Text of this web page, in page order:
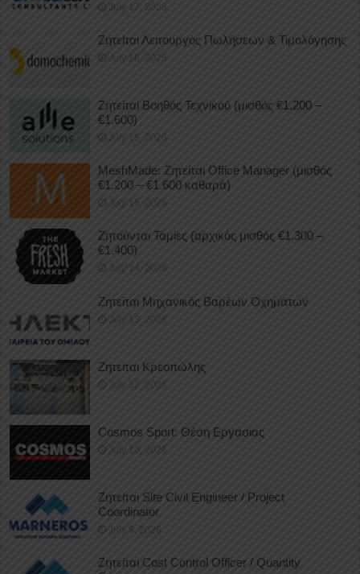
July 17, 2026
Ζητείται Λειτουργός Πωλήσεων & Τιμολόγησης
July 16, 2026
Ζητείται Βοηθός Τεχνικού (μισθός €1.200 –
€1.600)
July 15, 2026
MeshMade: Ζητείται Office Manager (μισθός
€1.200 – €1.600 καθαρά)
July 15, 2026
Ζητούνται Ταμίες (αρχικός μισθός €1.300 –
€1.400)
July 14, 2026
Ζητείται Μηχανικός Βαρέων Οχημάτων
July 13, 2026
Ζητείται Κρεοπώλης
July 12, 2026
Cosmos Sport: Θέση Εργασίας
July 10, 2026
Ζητείται Site Civil Engineer / Project
Coordinator
July 9, 2026
Ζητείται Cost Control Officer / Quantity